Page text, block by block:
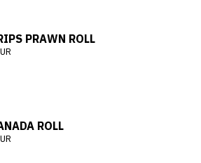
PRAWN ROLL
ROLL